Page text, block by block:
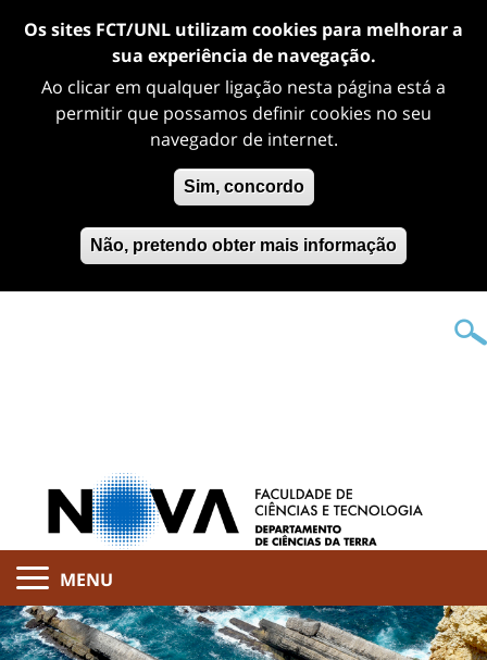
Os sites FCT/UNL utilizam cookies para melhorar a
sua experiência de navegação.
Ao clicar em qualquer ligação nesta página está a
permitir que possamos definir cookies no seu
navegador de internet.
Sim, concordo
Não, pretendo obter mais informação
MENU